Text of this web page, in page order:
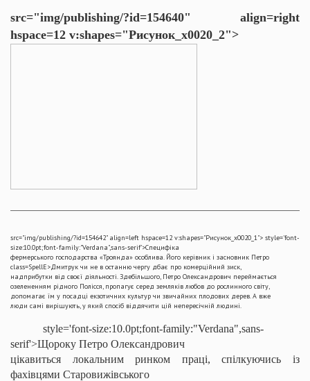
src="img/publishing/?id=154640" align=right
hspace=12 v:shapes="Рисунок_x0020_2">
src="img/publishing/?id=154642" align=left hspace=12 v:shapes="Рисунок_x0020_1"> style='font-
size:10.0pt;font-family:"Verdana",sans-serif'>Специфіка
фермерського господарства «Троянда» особлива. Його керівник і засновник Петро
class=SpellE>Дмитрук чи не в останню чергу дбає про комерційний зиск,
надприбутки від своєї діяльності. Здебільшого, Петро Олександрович переймається
озелененням рідного Полісся, пропагує серед земляків любов до рослинного світу,
допомагає їм у посадці екзотичних культур чи звичайних плодових дерев. А вже
люди самі вирішують, у який спосіб віддячити цій непересічній людині.
style='font-size:10.0pt;font-family:"Verdana",sans-
serif'>Щороку Петро Олександрович
цікавиться локальним ринком праці, спілкуючись із
фахівцями Старовижівського